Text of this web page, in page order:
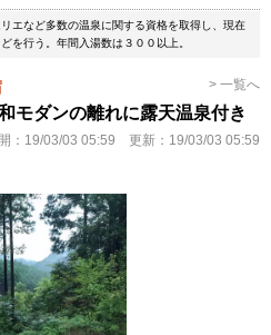
エなど多数の温泉に関する資格を取得し、現在
を行う。年間入湯数は３００以上。
> 一覧へ
モダンの離れに露天温泉付き
： 19/03/03 05:59 更新： 19/03/03 05:59